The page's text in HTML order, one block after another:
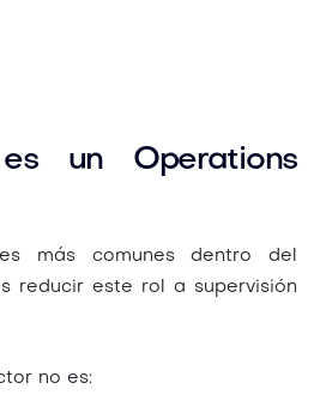
un Operations
más comunes dentro del
reducir este rol a supervisión
no es: